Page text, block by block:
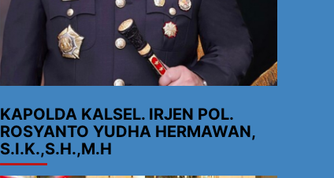
KAPOLDA KALSEL. IRJEN POL.
ROSYANTO YUDHA HERMAWAN,
S.I.K.,S.H.,M.H